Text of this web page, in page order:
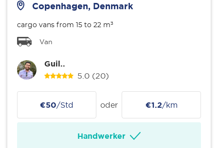
Copenhagen, Denmark
cargo vans from 15 to 22 m³
Van
Guil..
5.0 (20)
€50/Std oder €1.2/km
Handwerker